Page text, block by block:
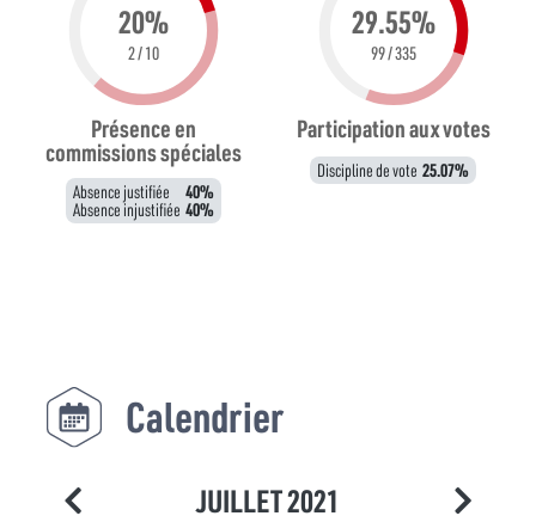
20%
2 / 10
Présence en
commissions spéciales
Absence justifiée 40%
Absence injustifiée 40%
29.55%
99 / 335
Participation aux votes
Discipline de vote 25.07%
Calendrier
JUILLET 2021